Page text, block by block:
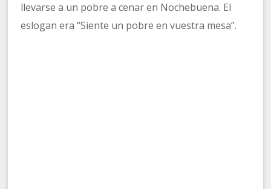
llevarse a un pobre a cenar en Nochebuena. El
eslogan era “Siente un pobre en vuestra mesa”.